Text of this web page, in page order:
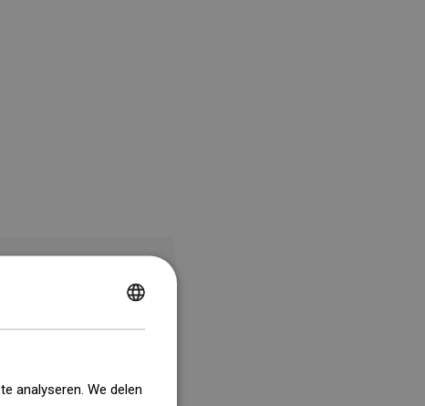
analyseren. We delen